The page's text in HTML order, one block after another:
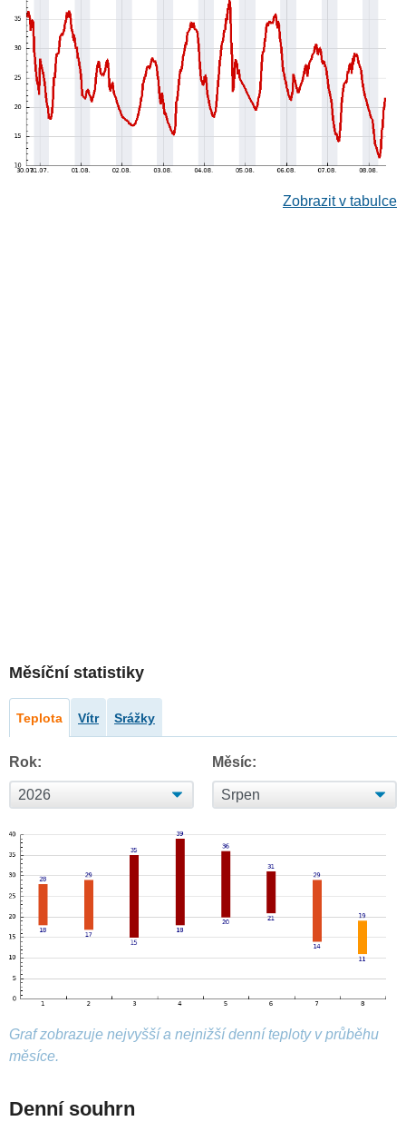
Zobrazit v tabulce
Měsíční statistiky
Teplota Vítr Srážky
Rok: Měsíc:
Graf zobrazuje nejvyšší a nejnižší denní teploty v průběhu
měsíce.
Denní souhrn